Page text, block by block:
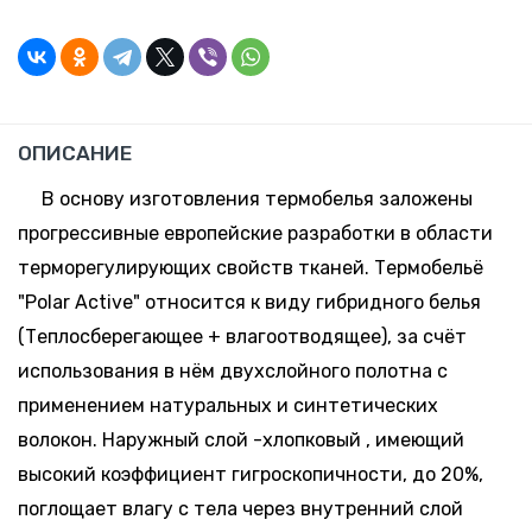
170-176,
40-42
По
запросу
5-10 дней
44-46
170-176,
48-50
По
запросу
Поступление:
5-10 дней
- +
170-176,
52-54
По
запросу
Поступление:
5-10 дней
- +
170-176,
56-58
115.31 руб.
*
Склад:
Минск-
+
ОПИСАНИЕ
В основу изготовления термобелья заложены
прогрессивные европейские разработки в области
терморегулирующих свойств тканей. Термобельё
"Polar Active" относится к виду гибридного белья
(Теплосберегающее + влагоотводящее), за счёт
использования в нём двухслойного полотна с
применением натуральных и синтетических
волокон. Наружный слой -хлопковый , имеющий
высокий коэффициент гигроскопичности, до 20%,
поглощает влагу с тела через внутренний слой